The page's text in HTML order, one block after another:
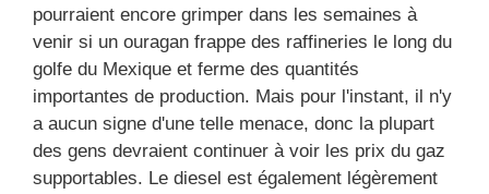
pourraient encore grimper dans les semaines à
venir si un ouragan frappe des raffineries le long du
golfe du Mexique et ferme des quantités
importantes de production. Mais pour l'instant, il n'y
a aucun signe d'une telle menace, donc la plupart
des gens devraient continuer à voir les prix du gaz
supportables. Le diesel est également légèrement